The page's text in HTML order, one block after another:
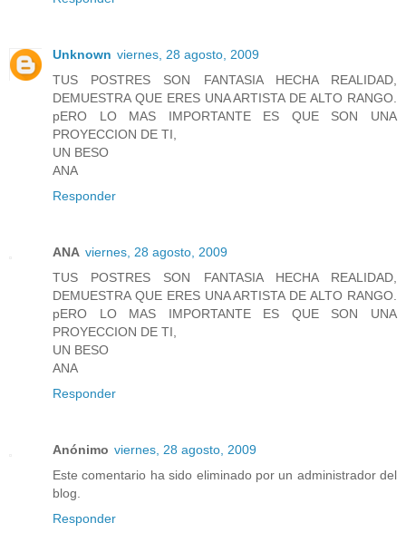
Unknown viernes, 28 agosto, 2009
TUS POSTRES SON FANTASIA HECHA REALIDAD,
DEMUESTRA QUE ERES UNA ARTISTA DE ALTO RANGO.
pERO LO MAS IMPORTANTE ES QUE SON UNA
PROYECCION DE TI,
UN BESO
ANA
Responder
ANA viernes, 28 agosto, 2009
TUS POSTRES SON FANTASIA HECHA REALIDAD,
DEMUESTRA QUE ERES UNA ARTISTA DE ALTO RANGO.
pERO LO MAS IMPORTANTE ES QUE SON UNA
PROYECCION DE TI,
UN BESO
ANA
Responder
Anónimo viernes, 28 agosto, 2009
Este comentario ha sido eliminado por un administrador del
blog.
Responder